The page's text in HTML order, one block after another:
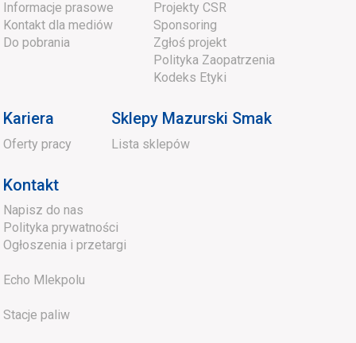
Informacje prasowe
Kontakt dla mediów
Do pobrania
Projekty CSR
Sponsoring
Zgłoś projekt
Polityka Zaopatrzenia
Kodeks Etyki
Kariera
Oferty pracy
Sklepy Mazurski Smak
Lista sklepów
Kontakt
Napisz do nas
Polityka prywatności
Ogłoszenia i przetargi
Echo Mlekpolu
Stacje paliw